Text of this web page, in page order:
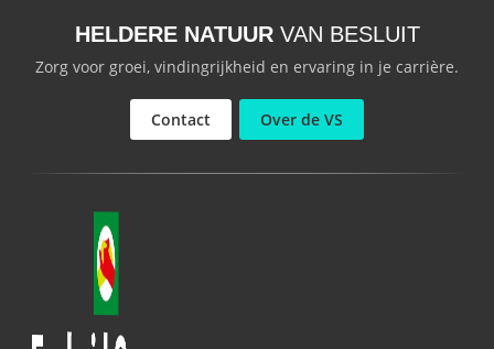
HELDERE NATUUR VAN BESLUIT
Zorg voor groei, vindingrijkheid en ervaring in je carrière.
Contact Over de VS